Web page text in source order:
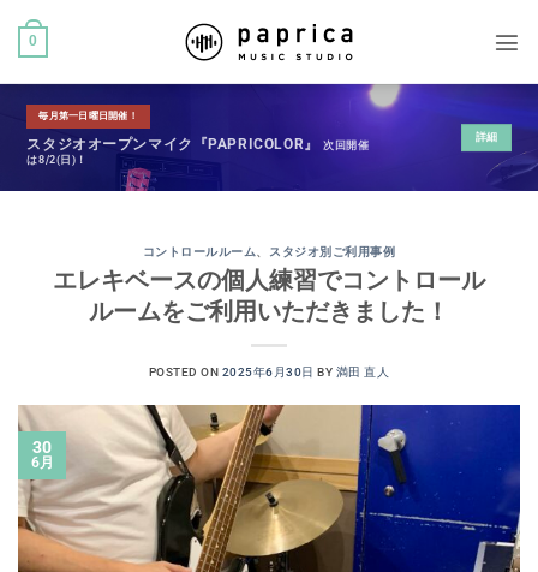
0
毎月第一日曜日開催！
スタジオオープンマイク『PAPRICOLOR』次回開催
は8/2(日)！
詳細
コントロールルーム スタジオ別ご利用事例
エレキベースの個人練習でコントロール
ルームをご利用いただきました！
POSTED ON 2025年6月30日 BY 満田 直人
30
6月